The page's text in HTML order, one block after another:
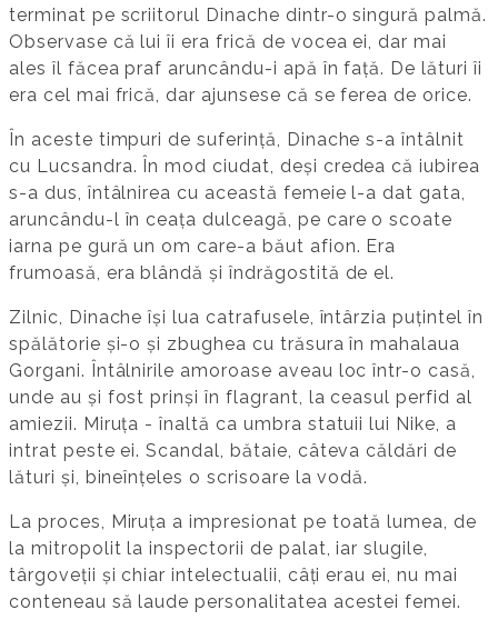
terminat pe scriitorul Dinache dintr-o singură palmă.
Observase că lui îi era frică de vocea ei, dar mai
ales îl făcea praf aruncându-i apă în față. De lături îi
era cel mai frică, dar ajunsese că se ferea de orice.
În aceste timpuri de suferință, Dinache s-a întâlnit
cu Lucsandra. În mod ciudat, deși credea că iubirea
s-a dus, întâlnirea cu această femeie l-a dat gata,
aruncându-l în ceața dulceagă, pe care o scoate
iarna pe gură un om care-a băut afion. Era
frumoasă, era blândă și îndrăgostită de el.
Zilnic, Dinache își lua catrafusele, întârzia puțintel în
spălătorie și-o și zbughea cu trăsura în mahalaua
Gorgani. Întâlnirile amoroase aveau loc într-o casă,
unde au și fost prinși în flagrant, la ceasul perfid al
amiezii. Miruța - înaltă ca umbra statuii lui Nike, a
intrat peste ei. Scandal, bătaie, câteva căldări de
lături și, bineînțeles o scrisoare la vodă.
La proces, Miruța a impresionat pe toată lumea, de
la mitropolit la inspectorii de palat, iar slugile,
târgoveții și chiar intelectualii, câți erau ei, nu mai
conteneau să laude personalitatea acestei femei.